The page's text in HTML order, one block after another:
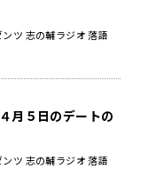
ツ 志の輔ラジオ 落語
月５日のデートの
ツ 志の輔ラジオ 落語